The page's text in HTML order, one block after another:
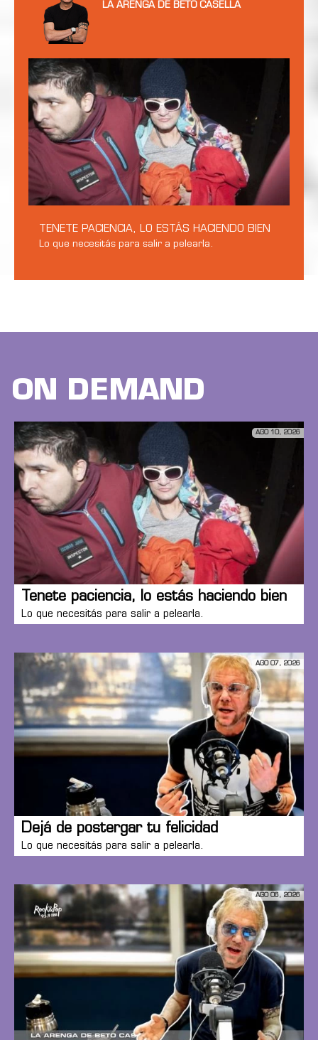
LA ARENGA DE BETO CASELLA
TENETE PACIENCIA, LO ESTÁS HACIENDO BIEN
Lo que necesitás para salir a pelearla.
ON DEMAND
AGO 10, 2026
Tenete paciencia, lo estás haciendo bien
Lo que necesitás para salir a pelearla.
AGO 07, 2026
Dejá de postergar tu felicidad
Lo que necesitás para salir a pelearla.
AGO 06, 2026